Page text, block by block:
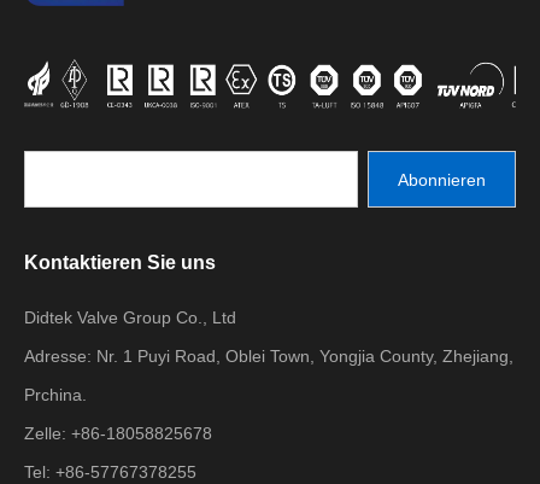
Abonnieren
Kontaktieren Sie uns
Didtek Valve Group Co., Ltd
Adresse: Nr. 1 Puyi Road, Oblei Town, Yongjia County, Zhejiang,
Prchina.
Zelle: +86-18058825678
Tel: +86-57767378255